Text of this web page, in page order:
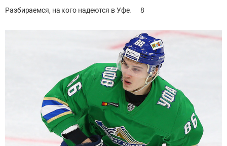
Разбираемся, на кого надеются в Уфе. 8